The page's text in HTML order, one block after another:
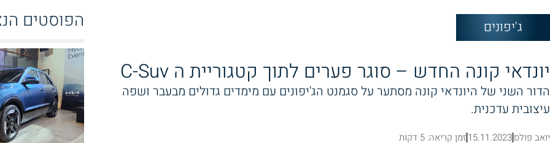
ג'יפונים
יונדאי קונה החדש – סוגר פערים לתוך קטגוריית ה C-Suv
הדור השני של היונדאי קונה מסתער על סגמנט הג'יפונים עם מימדים גדולים מבעבר ושפה
עיצובית עדכנית.
יואב פולס15.11.2023זמן קריאה: 5 דקות
הפוסטים